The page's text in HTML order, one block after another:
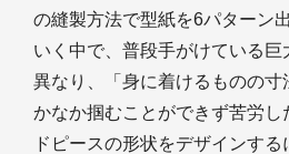
の縫製方法で型紙を6パターン
いく中で、普段手がけている
異なり、「身に着けるものの寸
かなか掴むことができず苦労し
ドピースの形状をデザインす